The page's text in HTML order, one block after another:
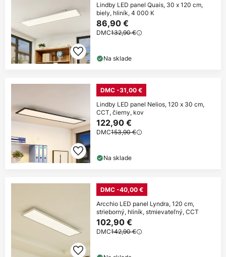
Lindby LED panel Quais, 30 x 120 cm,
biely, hliník, 4 000 K
86,90 €
DMC132,90 €
Na sklade
DMC -31,00 €
Lindby LED panel Nelios, 120 x 30 cm,
CCT, čierny, kov
122,90 €
DMC153,90 €
Na sklade
DMC -40,00 €
Arcchio LED panel Lyndra, 120 cm,
strieborný, hliník, stmievateľný, CCT
102,90 €
DMC142,90 €